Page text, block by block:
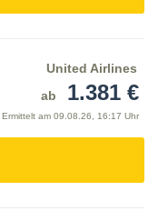
United Airlines
ab
1.381 €
Ermittelt am 09.08.26, 16:17 Uhr